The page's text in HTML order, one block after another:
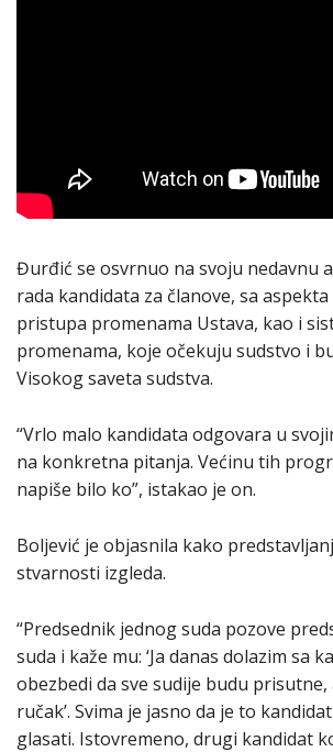
Đurđić se osvrnuo na svoju nedavnu
rada kandidata za članove, sa
pristupa promenama Ustava, kao i
promenama, koje očekuju sudstvo i
Visokog saveta sudstva.
“Vrlo malo kandidata odgovara u
na konkretna pitanja. Većinu tih
napiše bilo ko”, istakao je on.
Boljević je objasnila kako
stvarnosti izgleda.
“Predsednik jednog suda pozove
suda i kaže mu: ‘Ja danas dolazim sa
obezbedi da sve sudije budu prisutne,
ručak’. Svima je jasno da je to
glasati. Istovremeno, drugi kandidat